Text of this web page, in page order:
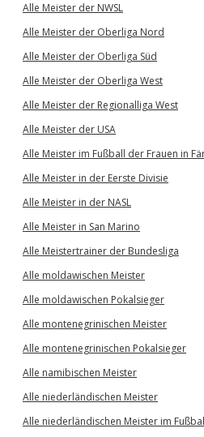
Alle Meister der NWSL
Alle Meister der Oberliga Nord
Alle Meister der Oberliga Süd
Alle Meister der Oberliga West
Alle Meister der Regionalliga West
Alle Meister der USA
Alle Meister im Fußball der Frauen in
Alle Meister in der Eerste Divisie
Alle Meister in der NASL
Alle Meister in San Marino
Alle Meistertrainer der Bundesliga
Alle moldawischen Meister
Alle moldawischen Pokalsieger
Alle montenegrinischen Meister
Alle montenegrinischen Pokalsieger
Alle namibischen Meister
Alle niederländischen Meister
Alle niederländischen Meister im